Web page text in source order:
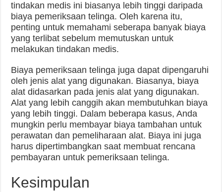
tindakan medis ini biasanya lebih tinggi daripada
biaya pemeriksaan telinga. Oleh karena itu,
penting untuk memahami seberapa banyak biaya
yang terlibat sebelum memutuskan untuk
melakukan tindakan medis.
Biaya pemeriksaan telinga juga dapat dipengaruhi
oleh jenis alat yang digunakan. Biasanya, biaya
alat didasarkan pada jenis alat yang digunakan.
Alat yang lebih canggih akan membutuhkan biaya
yang lebih tinggi. Dalam beberapa kasus, Anda
mungkin perlu membayar biaya tambahan untuk
perawatan dan pemeliharaan alat. Biaya ini juga
harus dipertimbangkan saat membuat rencana
pembayaran untuk pemeriksaan telinga.
Kesimpulan